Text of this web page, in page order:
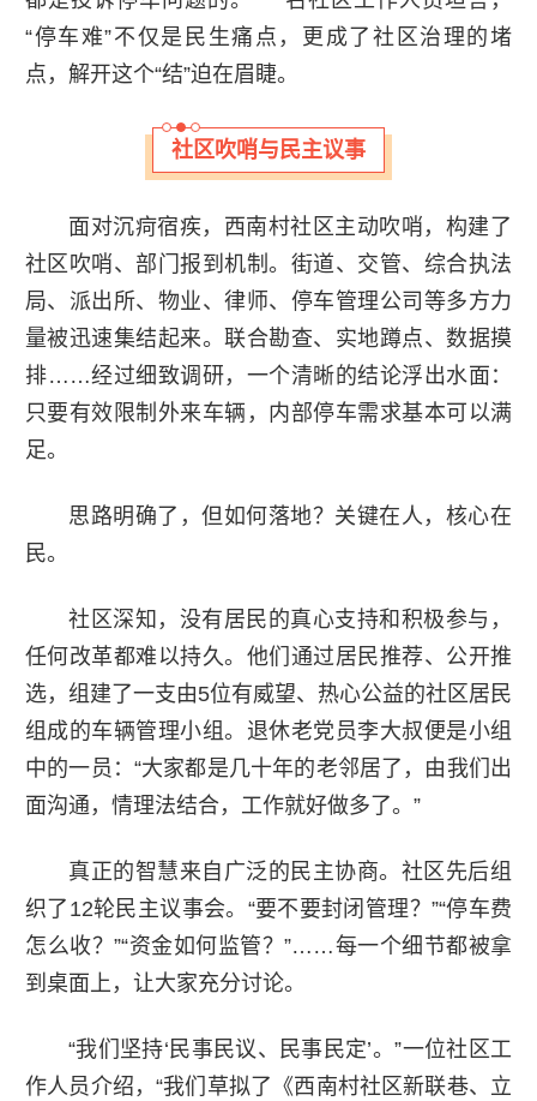
“停车难”不仅是民生痛点，更成了社区治理的堵
点，解开这个“结”迫在眉睫。
社区吹哨与民主议事
面对沉疴宿疾，西南村社区主动吹哨，构建了
社区吹哨、部门报到机制。街道、交管、综合执法
局、派出所、物业、律师、停车管理公司等多方力
量被迅速集结起来。联合勘查、实地蹲点、数据摸
排……经过细致调研，一个清晰的结论浮出水面：
只要有效限制外来车辆，内部停车需求基本可以满
足。
思路明确了，但如何落地？关键在人，核心在
民。
社区深知，没有居民的真心支持和积极参与，
任何改革都难以持久。他们通过居民推荐、公开推
选，组建了一支由5位有威望、热心公益的社区居民
组成的车辆管理小组。退休老党员李大叔便是小组
中的一员：“大家都是几十年的老邻居了，由我们出
面沟通，情理法结合，工作就好做多了。”
真正的智慧来自广泛的民主协商。社区先后组
织了12轮民主议事会。“要不要封闭管理？”“停车费
怎么收？”“资金如何监管？”……每一个细节都被拿
到桌面上，让大家充分讨论。
“我们坚持‘民事民议、民事民定’。”一位社区工
作人员介绍，“我们草拟了《西南村社区新联巷、立